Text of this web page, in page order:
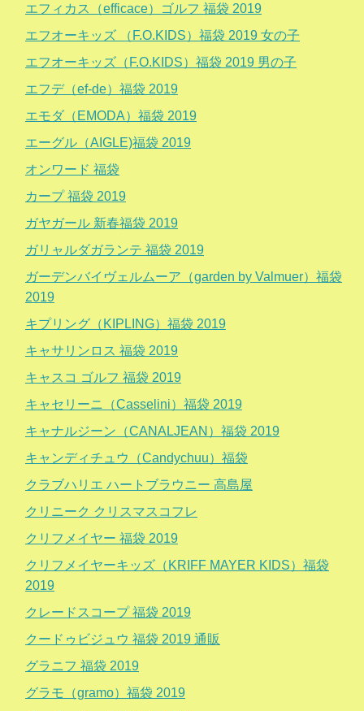
エフィカス（efficace）ゴルフ 福袋 2019
エフオーキッズ （F.O.KIDS）福袋 2019 女の子
エフオーキッズ（F.O.KIDS）福袋 2019 男の子
エフデ（ef-de）福袋 2019
エモダ（EMODA）福袋 2019
エーグル（AIGLE)福袋 2019
オンワード 福袋
カープ 福袋 2019
ガヤガール 新春福袋 2019
ガリャルダガランテ 福袋 2019
ガーデンバイヴェルムーア（garden by Valmuer）福袋
2019
キプリング（KIPLING）福袋 2019
キャサリンロス 福袋 2019
キャスコ ゴルフ 福袋 2019
キャセリーニ（Casselini）福袋 2019
キャナルジーン（CANALJEAN）福袋 2019
キャンディチュウ（Candychuu）福袋
クラブハリエ ハートブラウニー 高島屋
クリニーク クリスマスコフレ
クリフメイヤー 福袋 2019
クリフメイヤーキッズ（KRIFF MAYER KIDS）福袋
2019
クレードスコープ 福袋 2019
クードゥビジュウ 福袋 2019 通販
グラニフ 福袋 2019
グラモ（gramo）福袋 2019